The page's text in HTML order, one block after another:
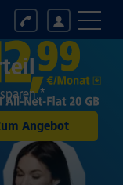
Angebot